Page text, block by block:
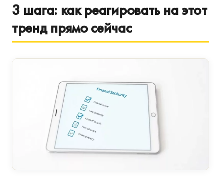
3 шага: как реагировать на этот
тренд прямо сейчас